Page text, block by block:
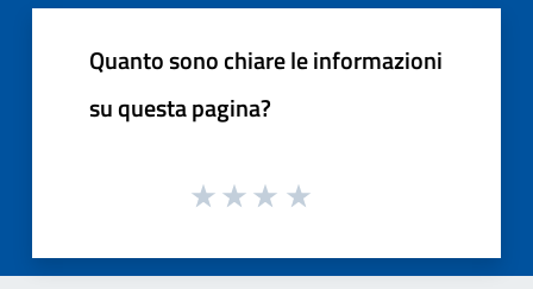
Quanto sono chiare le informazioni
su questa pagina?